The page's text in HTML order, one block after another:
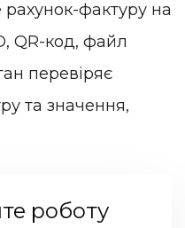
фактуру на
QR-код, файл
перевіряє
та значення,
роботу